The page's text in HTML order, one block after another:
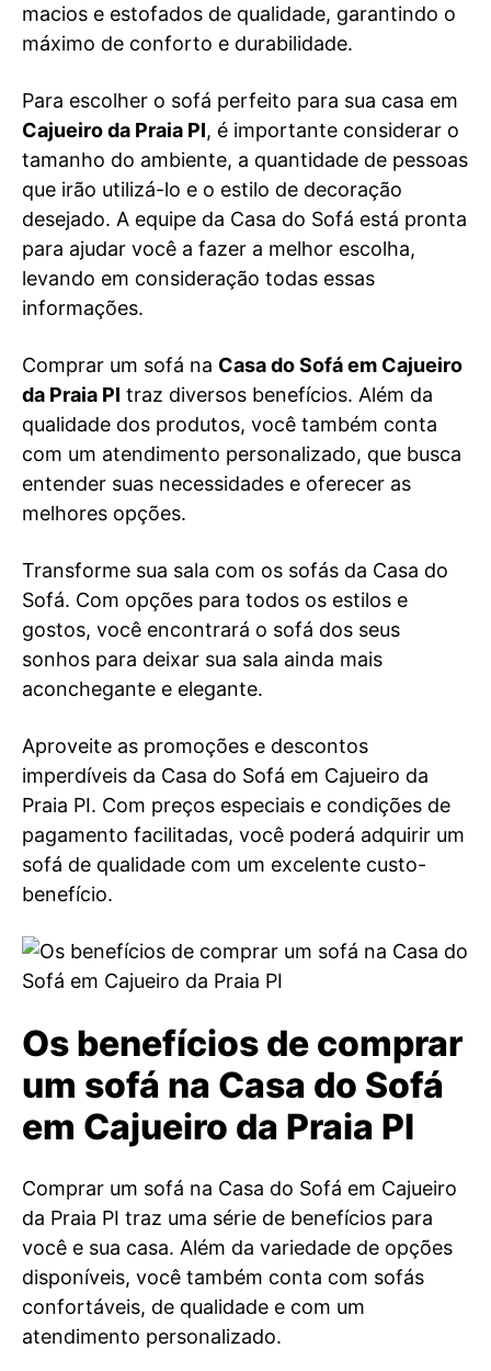
macios e estofados de qualidade, garantindo o
máximo de conforto e durabilidade.
Para escolher o sofá perfeito para sua casa em
Cajueiro da Praia PI, é importante considerar o
tamanho do ambiente, a quantidade de pessoas
que irão utilizá-lo e o estilo de decoração
desejado. A equipe da Casa do Sofá está pronta
para ajudar você a fazer a melhor escolha,
levando em consideração todas essas
informações.
Comprar um sofá na Casa do Sofá em Cajueiro
da Praia PI traz diversos benefícios. Além da
qualidade dos produtos, você também conta
com um atendimento personalizado, que busca
entender suas necessidades e oferecer as
melhores opções.
Transforme sua sala com os sofás da Casa do
Sofá. Com opções para todos os estilos e
gostos, você encontrará o sofá dos seus
sonhos para deixar sua sala ainda mais
aconchegante e elegante.
Aproveite as promoções e descontos
imperdíveis da Casa do Sofá em Cajueiro da
Praia PI. Com preços especiais e condições de
pagamento facilitadas, você poderá adquirir um
sofá de qualidade com um excelente custo-
benefício.
Os benefícios de comprar
um sofá na Casa do Sofá
em Cajueiro da Praia PI
Comprar um sofá na Casa do Sofá em Cajueiro
da Praia PI traz uma série de benefícios para
você e sua casa. Além da variedade de opções
disponíveis, você também conta com sofás
confortáveis, de qualidade e com um
atendimento personalizado.